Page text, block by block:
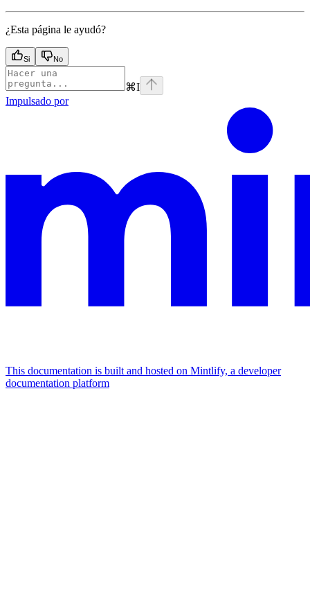
¿Esta página le ayudó?
Si No
⌘I
Impulsado por
This documentation is built and hosted on Mintlify, a developer
documentation platform